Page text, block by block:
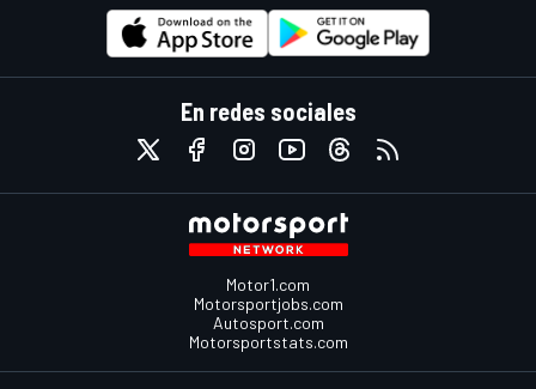
En redes sociales
Motor1.com
Motorsportjobs.com
Autosport.com
Motorsportstats.com